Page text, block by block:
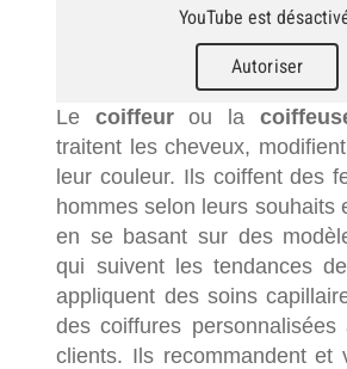
YouTube est
Autoriser
Le coiffeurou la
traitent les cheveux,
leur couleur. Ils coiffent des
hommes selon leurs souhaits
en se basant sur des
qui suivent les tendances
appliquent des soins
des coiffures personnalisées
clients. Ils recommandent et